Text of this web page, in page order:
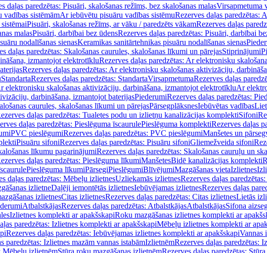
daļas paredzētas: Pisuāri, skalošanas režīms, bez skalošanas malasVirsapmetuma
vadības sistēmāmAr iebūvētu pisuāru vadības sistēmuRezerves daļas paredzētas:
Pisuāri, skalošanas režīms, ar vāku / paredzēts vākamRezerves daļas
malasPisuāri, darbībai bez ūdensRezerves daļas paredzētas: Pisuāri, darbībai
nodalīšanas sienasKeramikas sanitārtehnikas pisuāru nodalīšanas sienas
daļas paredzētas: Skalošanas caurules, skalošanas līkumi un pārejasStiprinājumi
izmantojot elektrotīkluRezerves daļas paredzētas: Ar elektronisku
Rezerves daļas paredzētas: Ar elektronisku skalošanas aktivizāciju,
StandartaRezerves daļas paredzētas: StandartaVirsapmetumaRezerves daļas
elektronisku skalošanas aktivizāciju, darbināšana, izmantojot elektrotīkluAr
darbināšana, izmantojot baterijasPiederumiRezerves daļas paredzētas:
caurules, skalošanas līkumi un pārejasPārsegplāksnesIebūvētas vadības
daļas paredzētas: Tualetes podu un izlietņu kanalizācijas komplektiSifoni
daļas paredzētas: Pieslēguma īscaurulePieslēguma komplektiRezerves daļas
PVC pieslēgumiRezerves daļas paredzētas: PVC pieslēgumiManšetes un
Pisuāru sifoniRezerves daļas paredzētas: Pisuāru sifoniGliemežveida sifoni
līkumu pagarinājumiRezerves daļas paredzētas: Skalošanas cauruļu un
daļas paredzētas: Pieslēguma līkumiManšetesBidē kanalizācijas komplekti
Pieslēguma līkumiPārsegiPieslēgumiBlīvējumiMazgāšanas vietaIzlietnes
daļas paredzētas: Mēbeļu izlietnesUzliekamās izlietnesRezerves daļas
izlietneDaļēji iemontētās izlietnesIebūvējamas izlietnesRezerves daļas
izlietnesCitas izlietnesRezerves daļas paredzētas: Citas izlietnesLietās
AtbalstkājasRezerves daļas paredzētas: AtbalstkājasAtbalstkājasSifona
Izlietnes komplekti ar apakšskapiRoku mazgāšanas izlietnes komplekti ar
paredzētas: Izlietnes komplekti ar apakšskapiMēbeļu izlietnes komplekti ar
Rezerves daļas paredzētas: Iebūvējamas izlietnes komplekti ar apakšskapiVannas
paredzētas: Izlietnes mazām vannas istabāmIzlietnēmRezerves daļas paredzētas:
Mēbeļu izlietnēmStūra roku mazgāšanas izlietnēmRezerves daļas paredzētas: